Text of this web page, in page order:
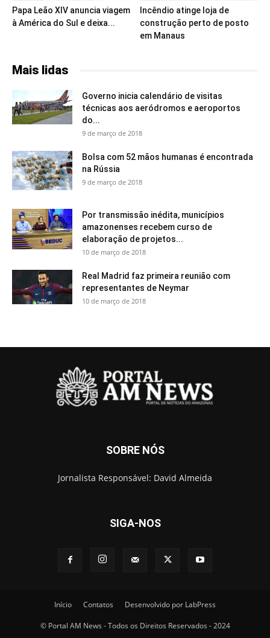
Papa Leão XIV anuncia viagem
à América do Sul e deixa...
Incêndio atinge loja de
construção perto de posto
em Manaus
Mais lidas
Governo inicia calendário de visitas
técnicas aos aeródromos e aeroportos
do...
9 de março de 2018
Bolsa com 52 mãos humanas é encontrada
na Rússia
9 de março de 2018
Por transmissão inédita, municípios
amazonenses recebem curso de
elaboração de projetos...
10 de março de 2018
Real Madrid faz primeira reunião com
representantes de Neymar
10 de março de 2018
SOBRE NÓS
Jornalista Responsável: David Almeida
SIGA-NOS
Início Contatos Desenvolvido por LabPress
© Portal AM News - Todos os Direitos Reservados - 2024